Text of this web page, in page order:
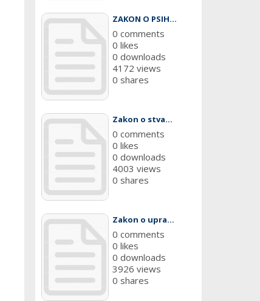
ZAKON O PSIH...
0 comments
0 likes
0 downloads
4172 views
0 shares
Zakon o stva...
0 comments
0 likes
0 downloads
4003 views
0 shares
Zakon o upra...
0 comments
0 likes
0 downloads
3926 views
0 shares